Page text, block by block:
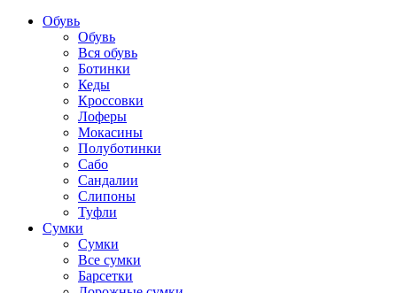
Обувь
Обувь
Вся обувь
Ботинки
Кеды
Кроссовки
Лоферы
Мокасины
Полуботинки
Сабо
Сандалии
Слипоны
Туфли
Сумки
Сумки
Все сумки
Барсетки